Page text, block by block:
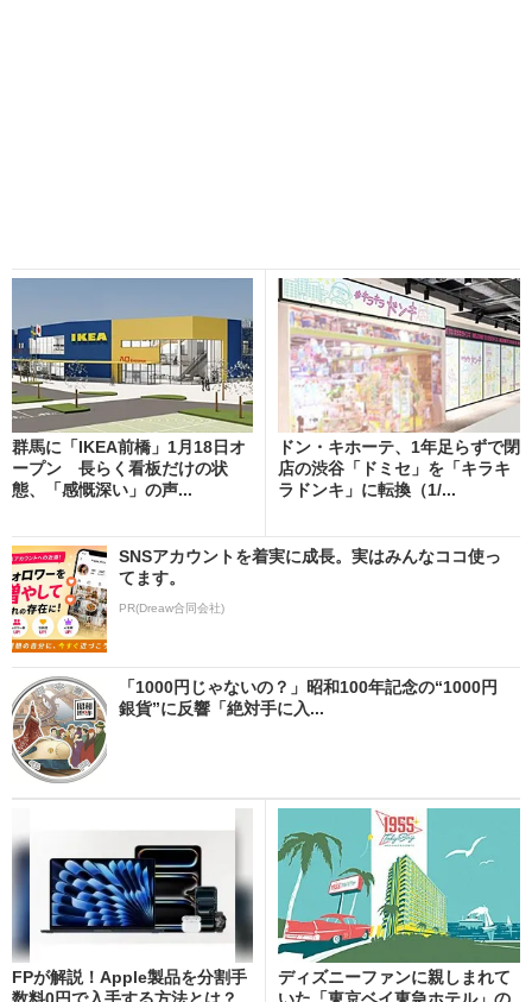
群馬に「IKEA前橋」1月18日オ
ープン 長らく看板だけの状
態、「感慨深い」の声...
ドン・キホーテ、1年足らずで閉
店の渋谷「ドミセ」を「キラキ
ラドンキ」に転換（1/...
SNSアカウントを着実に成長。実はみんなココ使っ
てます。
PR(Dreaw合同会社)
「1000円じゃないの？」昭和100年記念の“1000円
銀貨”に反響「絶対手に入...
FPが解説！Apple製品を分割手
ディズニーファンに親しまれて